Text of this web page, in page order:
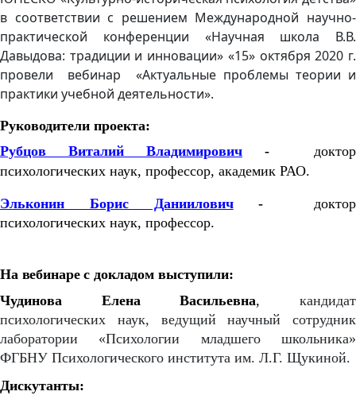
в соответствии с решением Международной научно-
практической конференции «Научная школа В.В.
Давыдова: традиции и инновации» «15» октября 2020 г.
провели вебинар «Актуальные проблемы теории и
практики учебной деятельности».
Руководители проекта:
Рубцов Виталий Владимирович - доктор
психологических наук, профессор, академик РАО.
Эльконин Борис Даниилович- доктор
психологических наук, профессор.
На вебинаре с докладом выступили:
Чудинова Елена Васильевна,кандидат
психологических наук, ведущий научный сотрудник
лаборатории «Психологии младшего школьника»
ФГБНУ Психологического института им. Л.Г. Щукиной.
Дискутанты: